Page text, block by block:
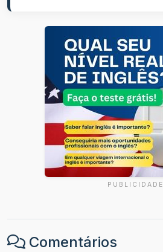
PUBLICIDADE
Comentários